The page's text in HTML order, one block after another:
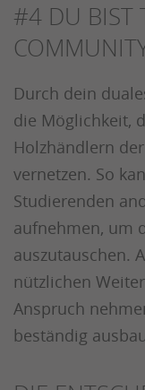
#4 DU BIST
Durch dein
die Möglichkeit,
Holzhändlern
vernetzen. So
Studierenden
aufnehmen, um
auszutauschen.
nützlichen
Anspruch
beständig